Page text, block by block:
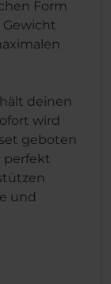
Form
Gewicht
deinen
wird
geboten
perfekt
und